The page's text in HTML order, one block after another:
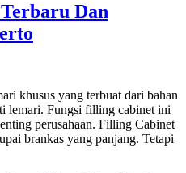
Dan
khusus yang terbuat dari bahan
lemari. Fungsi filling cabinet ini
perusahaan. Filling Cabinet
brankas yang panjang. Tetapi